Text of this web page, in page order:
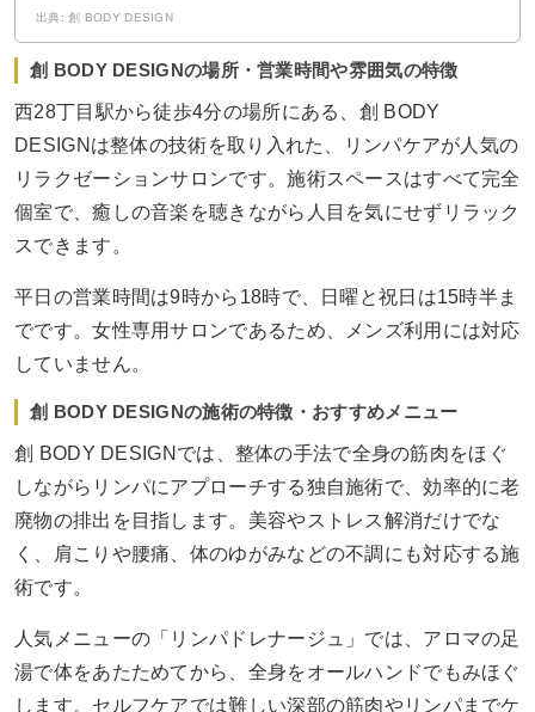
出典: 創 BODY DESIGN
創 BODY DESIGNの場所・営業時間や雰囲気の特徴
西28丁目駅から徒歩4分の場所にある、創 BODY
DESIGNは整体の技術を取り入れた、リンパケアが人気の
リラクゼーションサロンです。施術スペースはすべて完全
個室で、癒しの音楽を聴きながら人目を気にせずリラック
スできます。
平日の営業時間は9時から18時で、日曜と祝日は15時半ま
でです。女性専用サロンであるため、メンズ利用には対応
していません。
創 BODY DESIGNの施術の特徴・おすすめメニュー
創 BODY DESIGNでは、整体の手法で全身の筋肉をほぐ
しながらリンパにアプローチする独自施術で、効率的に老
廃物の排出を目指します。美容やストレス解消だけでな
く、肩こりや腰痛、体のゆがみなどの不調にも対応する施
術です。
人気メニューの「リンパドレナージュ」では、アロマの足
湯で体をあたためてから、全身をオールハンドでもみほぐ
します。セルフケアでは難しい深部の筋肉やリンパまでケ